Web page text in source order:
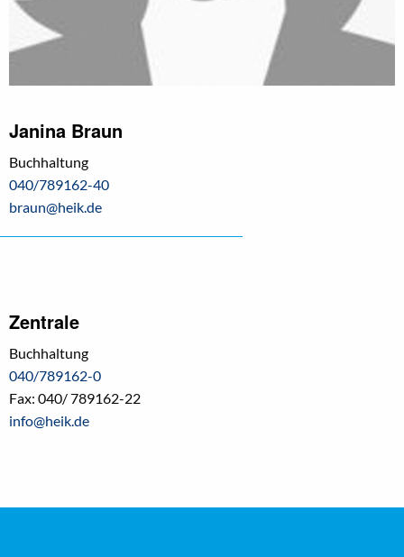
Janina Braun
Buchhaltung
040/789162-40
braun@heik.de
Zentrale
Buchhaltung
040/789162-0
Fax: 040/ 789162-22
info@heik.de